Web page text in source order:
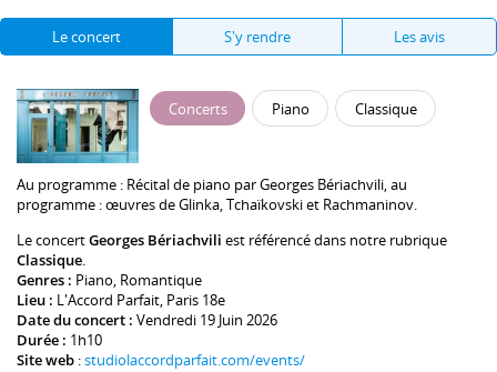
Le concert S'y rendre Les avis
Concerts Piano Classique
Au programme : Récital de piano parGeorges Bériachvili, au
programme : œuvres de Glinka, Tchaïkovski et Rachmaninov.
Le concertGeorges Bériachvili est référencé dans notre rubrique
Classique.
Genres : Piano, Romantique
Lieu : L'Accord Parfait, Paris 18e
Date du concert : Vendredi 19 Juin 2026
Durée : 1h10
Site web :studiolaccordparfait.com/events/